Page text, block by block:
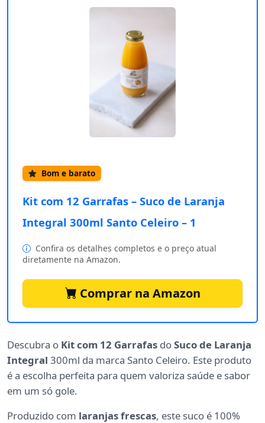
Bom e barato
Kit com 12 Garrafas – Suco de Laranja
Integral 300ml Santo Celeiro – 1
Confira os detalhes completos e o preço atual
diretamente na Amazon.
Comprar na Amazon
Descubra o Kit com 12 Garrafas doSuco de Laranja
Integral 300ml da marca Santo Celeiro. Este produto
é a escolha perfeita para quem valoriza saúde e sabor
em um só gole.
Produzido com laranjas frescas, este suco é 100%